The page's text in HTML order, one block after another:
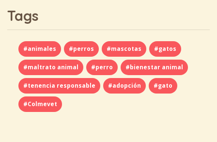
Tags
#animales #perros #mascotas #gatos
#maltrato animal #perro #bienestar animal
#tenencia responsable #adopción #gato
#Colmevet